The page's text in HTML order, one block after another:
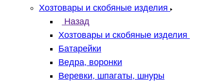
Хозтовары и скобяные изделия
Назад
Хозтовары и скобяные изделия
Батарейки
Ведра, воронки
Веревки, шпагаты, шнуры